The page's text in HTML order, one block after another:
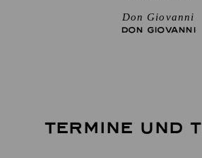
Don Giovanni
DON GIO­VANNI
TERMINE UND